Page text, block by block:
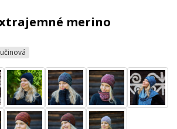
merino